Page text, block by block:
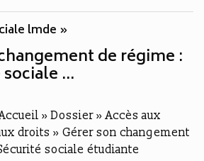
lmde »
de régime :
...
» Dossier » Accès aux
droits » Gérer son changement
sociale étudiante